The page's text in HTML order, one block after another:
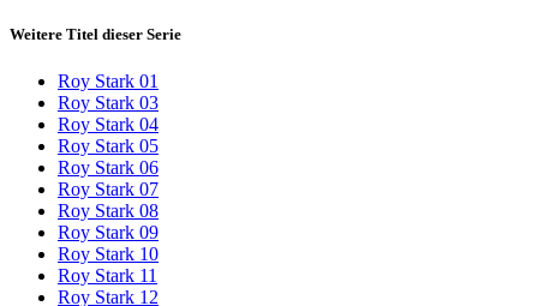
Weitere Titel dieser Serie
Roy Stark 01
Roy Stark 03
Roy Stark 04
Roy Stark 05
Roy Stark 06
Roy Stark 07
Roy Stark 08
Roy Stark 09
Roy Stark 10
Roy Stark 11
Roy Stark 12